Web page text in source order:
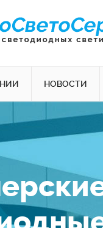
НОВОСТИ